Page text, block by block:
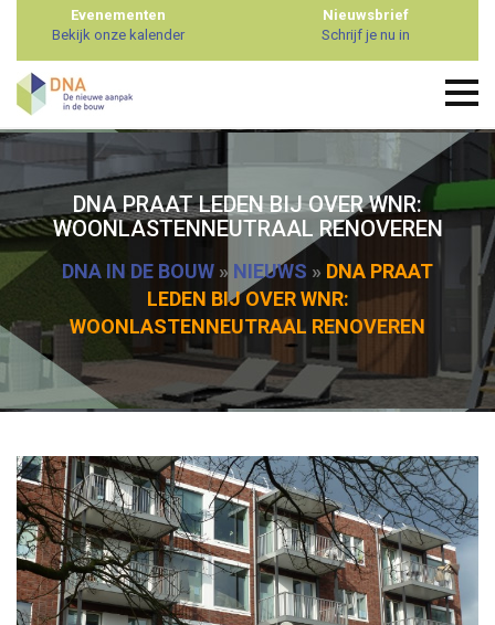
Evenementen
Bekijk onze kalender
Nieuwsbrief
Schrijf je nu in
DNA PRAAT LEDEN BIJ OVER WNR:
WOONLASTENNEUTRAAL RENOVEREN
DNA IN DE BOUW » NIEUWS » DNA PRAAT
LEDEN BIJ OVER WNR:
WOONLASTENNEUTRAAL RENOVEREN